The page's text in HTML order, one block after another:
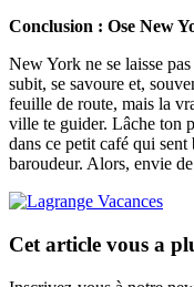
Conclusion : Ose New
New York ne se laisse
subit, se savoure et,
feuille de route, mais la
ville te guider. Lâche ton
dans ce petit café qui
baroudeur. Alors, envie
Cet article vous a